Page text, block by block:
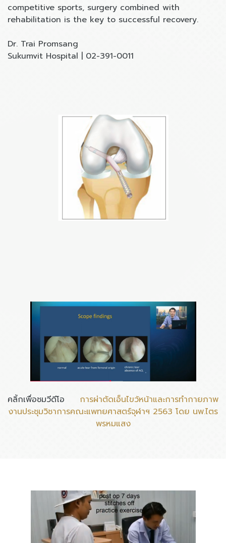
competitive sports, surgery combined with
rehabilitation is the key to successful recovery.
Dr. Trai Promsang
Sukumvit Hospital | 02-391-0011
คลิ้กเพื่อชมวีดีโอ
การผ่าตัดเอ็นไขว้หน้าและการทำกายภาพ
งานประชุมวิชาการคณะแพทยศาสตร์จุฬาฯ 2563 โดย นพ.ไตร
พรหมแสง